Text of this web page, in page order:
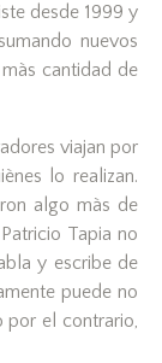
desde 1999 y
nuevos
cantidad de
viajan por
lo realizan.
algo màs de
Tapia no
y escribe de
puede no
por el contrario,